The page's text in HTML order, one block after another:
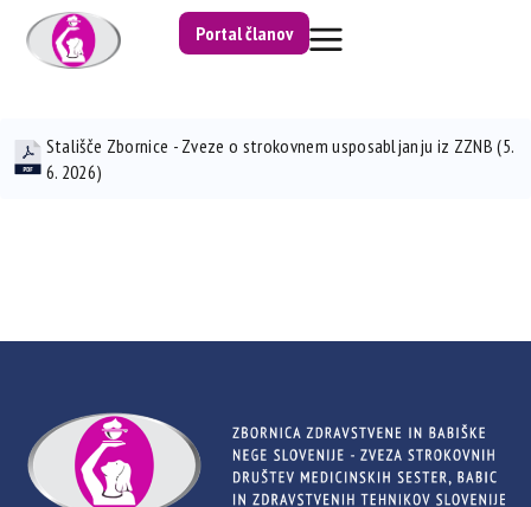
Portal članov
Stališče Zbornice - Zveze o strokovnem usposabljanju iz ZZNB (5.
6. 2026)